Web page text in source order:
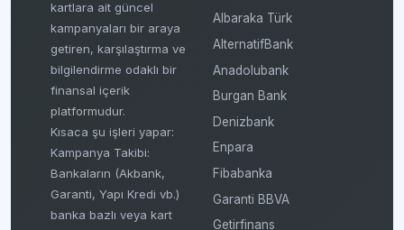
kartlara ait güncel
kampanyaları bir araya
getiren, karşılaştırma ve
bilgilendirme odaklı bir
finansal içerik
platformudur.
Kısaca şu işleri yapar:
Kampanya Takibi:
Bankaların (Akbank,
Garanti, Yapı Kredi vb.)
banka bazlı veya kart
Albaraka Türk
AlternatifBank
Anadolubank
Burgan Bank
Denizbank
Enpara
Fibabanka
Garanti BBVA
Getirfinans